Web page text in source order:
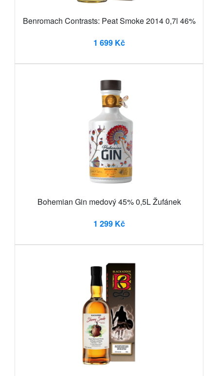
Benromach Contrasts: Peat Smoke 2014 0,7l 46%
1 699 Kč
Bohemian Gin medový 45% 0,5L Žufánek
1 299 Kč